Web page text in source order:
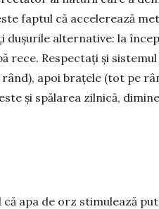
faptul că ac­ce­le­rează
al­ternative: la
rece. Res­pectați și
apoi bra­țele (tot pe
și spălarea zil­nică,
apa de orz stimulează